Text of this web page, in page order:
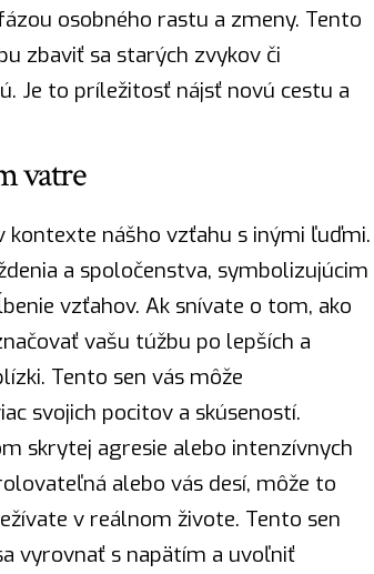
osobného rastu a zmeny. Tento
zbaviť sa starých zvykov či
Je to príležitosť nájsťnovú cestu a
vatre
nášho vzťahu s inými ľuďmi.
a spoločenstva, symbolizujúcim
vzťahov. Ak snívate o tom, ako
vašu túžbu po lepších a
Tento sen vás môže
svojich pocitov a skúseností.
skrytej agresie alebo intenzívnych
alebo vás desí, môže to
v reálnom živote. Tento sen
vyrovnať s napätím a uvoľniť